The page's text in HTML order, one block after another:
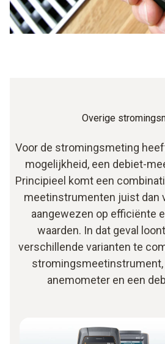
Overige
Voor de stromingsmeting
mogelijkheid, een debiet-
Principieel komt een
meetinstrumenten juist dan
aangewezen op efficiënte
waarden. In dat geval
verschillende varianten te
anemometer en een